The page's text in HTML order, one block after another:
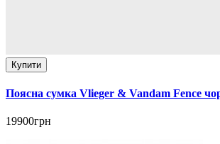
Купити
Поясна сумка Vlieger & Vandam Fence
19900грн